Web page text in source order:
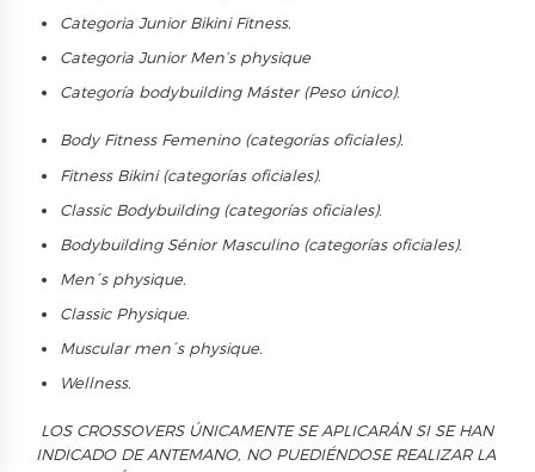
Categoria Junior Bikini Fitness.
Categoria Junior Men’s physique
Categoría bodybuildingMáster(Peso único).
Body Fitness Femenino (categorías oficiales).
Fitness Bikini(categoríasoficiales).
Classic Bodybuilding (categoríasoficiales).
BodybuildingSénior Masculino (categoríasoficiales).
Men´s physique.
Classic Physique.
Muscular men´s physique.
Wellness.
LOS CROSSOVERS ÚNICAMENTE SE APLICARÁN SI SE HAN
INDICADO DE ANTEMANO, NO PUEDIÉNDOSE REALIZAR LA